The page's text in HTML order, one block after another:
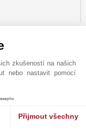
zkušeností na našich
nebo nastavit pomocí
Přijmout všechny